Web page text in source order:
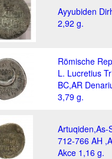
Ayyubiden
2,92 g.
Römische
L. Lucretius
BC,AR
3,79 g.
Artuqiden,As-
712-766 AH
Akce 1,16 g.